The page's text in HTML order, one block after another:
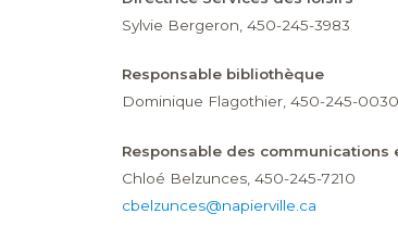
Sylvie Bergeron, 450-245-3983
Responsable bibliothèque
Dominique Flagothier, 450-245-0030
Responsable des
Chloé Belzunces, 450-245-7210
cbelzunces@napierville.ca